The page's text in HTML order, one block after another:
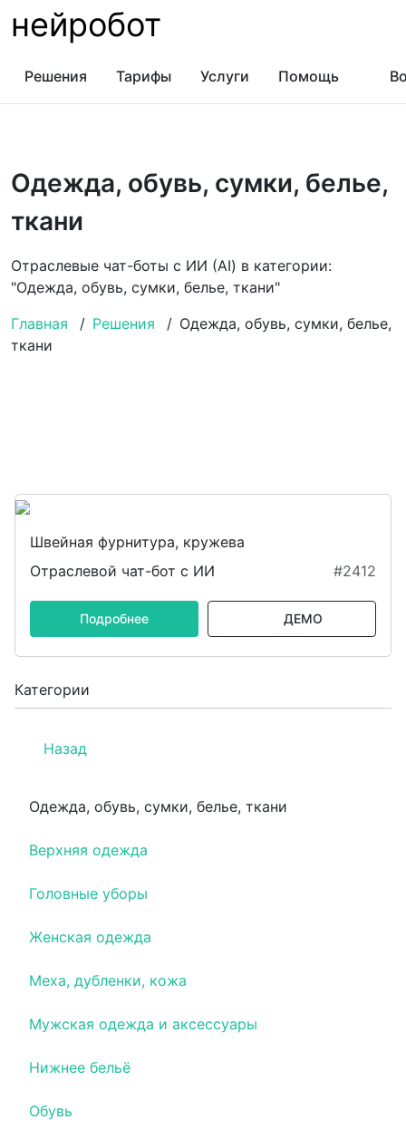
нейробот
Решения Тарифы Услуги Помощь
Одежда, обувь, сумки, белье,
ткани
Отраслевые чат-боты с ИИ (AI) в категории:
"Одежда, обувь, сумки, белье, ткани"
Главная
/ Решения / Одежда, обувь, сумки, белье,
ткани
Категории
Назад
Одежда, обувь, сумки, белье, ткани
Верхняя одежда
Головные уборы
Женская одежда
Меха, дубленки, кожа
Мужская одежда и аксессуары
Нижнее бельё
Обувь
Швейная фурнитура, кружева
Отраслевой чат-бот с ИИ
#2412
Подробнее ДЕМО